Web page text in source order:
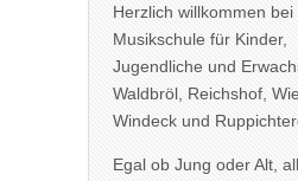
Herzlich willkommen bei
Musikschule für Kinder,
Jugendliche und
Waldbröl, Reichshof,
Windeck und
Egal ob Jung oder Alt,